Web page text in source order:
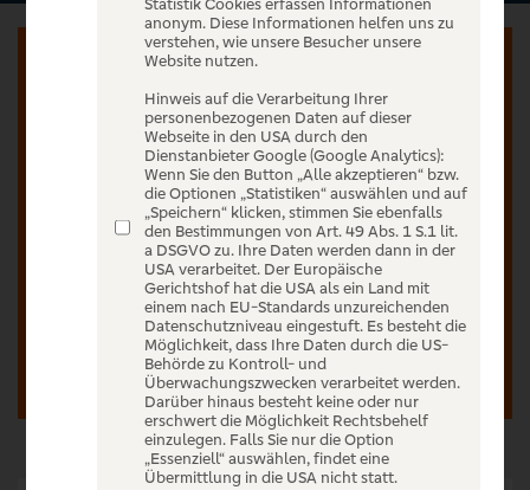
Jetzt anmelden oder registrieren
Unser Ticketverkauf ist exklusiv für Kunden der
Sparda-Banken vorbehalten.
Anmelden Registrieren
Statistik Cookies erfassen Informationen
anonym. Diese Informationen helfen uns zu
verstehen, wie unsere Besucher unsere
Website nutzen.
Hinweis auf die Verarbeitung Ihrer
personenbezogenen Daten auf dieser
Webseite in den USA durch den
Dienstanbieter Google (Google Analytics):
Wenn Sie den Button „Alle akzeptieren“ bzw.
die Optionen „Statistiken“ auswählen und auf
„Speichern“ klicken, stimmen Sie ebenfalls
den Bestimmungen von Art. 49 Abs. 1 S.1 lit.
a DSGVO zu. Ihre Daten werden dann in der
USA verarbeitet. Der Europäische
Gerichtshof hat die USA als ein Land mit
einem nach EU-Standards unzureichenden
Datenschutzniveau eingestuft. Es besteht die
Möglichkeit, dass Ihre Daten durch die US-
Behörde zu Kontroll- und
Überwachungszwecken verarbeitet werden.
Darüber hinaus besteht keine oder nur
erschwert die Möglichkeit Rechtsbehelf
einzulegen. Falls Sie nur die Option
„Essenziell“ auswählen, findet eine
Übermittlung in die USA nicht statt.